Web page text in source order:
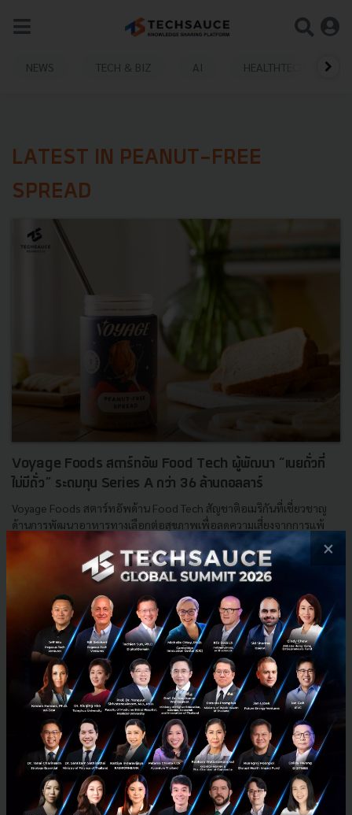
NEWS TECH & BIZ AI HEALTHTECH
LATEST IN PEANUT-FREE
SPREAD
Voyage Foods สตาร์ทอัพ Food Tech ผู้พัฒนา “เนยถั่วที่
ไม่มีถั่ว” ระดมทุน Series A กว่า 36 ล้านดอลลาร์
Voyage Foods สตาร์ทอัพด้าน Food Tech สัญชาติอเมริกันที่เชี่ยวชาญ
ด้านการพัฒนาอาหารทางเลือกต่อสุขภาพเพื่อลดความเสี่ยงจากการแพ้
อาหารและใส่ใจสิ่งแวดล้อม โดยเปิดตัวผลิตภัณฑ์ “เนยถั่วที่...
กันยายน 28, 2022| ByTechsauce Team
startup food-tech Voyage Foods Peanut-free spread
E-mail :contact@techsauce.co
Tel : 02-001-5375
Mobile : 06-4658-9500
×